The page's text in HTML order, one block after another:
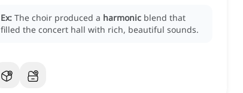
Ex: The choir produced a harmonic blend that
filled the concert hall with rich, beautiful sounds.